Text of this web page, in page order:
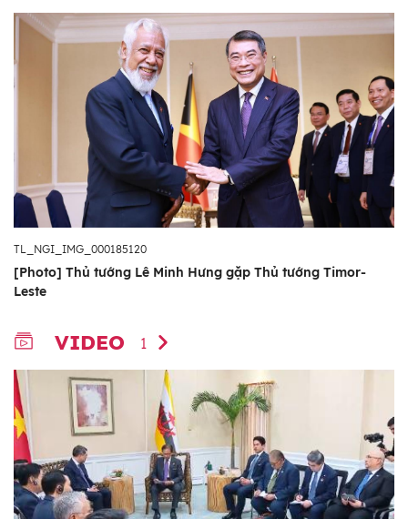
TL_NGI_IMG_000185120
[Photo] Thủ tướng Lê Minh Hưng gặp Thủ tướng Timor-
Leste
VIDEO 1